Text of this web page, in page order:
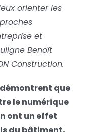
orienter les
et
Benoît
Construction.
que
le numérique
ont un effet